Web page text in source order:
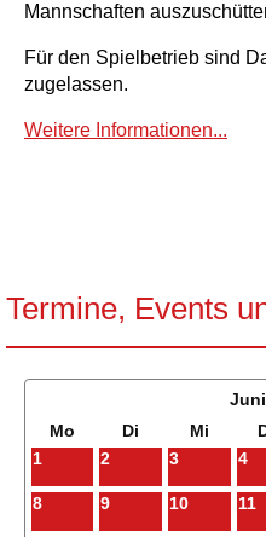
Mannschaften
Für den Spielbetrieb sind
zugelassen.
Weitere Informationen...
Termine, Events
Mo
Di Mi
1
2 3 4
8 9 10 11